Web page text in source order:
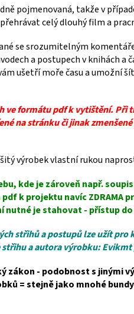
pojmenovaná, takže v
celý dlouhý film a
se srozumitelným
a postupech v knihách a
ušetří moře času a umožní
ve formátu pdf k vytištění. Při
na stránku či jinak
výrobek vlastní rukou
kde je zároveň např.
k projektu navíc ZDRAMA
nutné je stahovat - přístup do
střihů a postupů lze užít
a autora výrobku:
zákon - podobnost s jinými
= stejně jako mnohé